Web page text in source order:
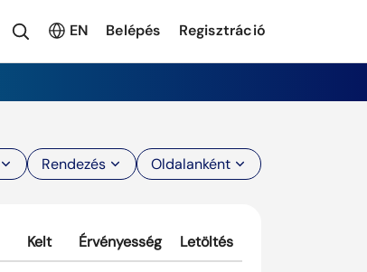
EN Belépés Regisztráció
Rendezés Oldalanként
Kelt Érvényesség Letöltés